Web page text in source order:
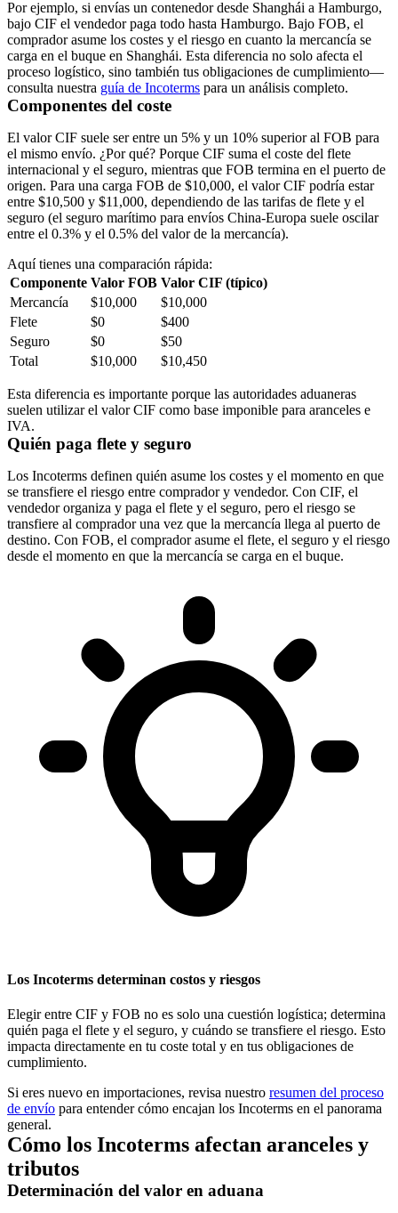
Por ejemplo, si envías un contenedor desde Shanghái a Hamburgo,
bajo CIF el vendedor paga todo hasta Hamburgo. Bajo FOB, el
comprador asume los costes y el riesgo en cuanto la mercancía se
carga en el buque en Shanghái. Esta diferencia no solo afecta el
proceso logístico, sino también tus obligaciones de cumplimiento—
consulta nuestra guía de Incoterms para un análisis completo.
Componentes del coste
El valor CIF suele ser entre un 5% y un 10% superior al FOB para
el mismo envío. ¿Por qué? Porque CIF suma el coste del flete
internacional y el seguro, mientras que FOB termina en el puerto de
origen. Para una carga FOB de $10,000, el valor CIF podría estar
entre $10,500 y $11,000, dependiendo de las tarifas de flete y el
seguro (el seguro marítimo para envíos China-Europa suele oscilar
entre el 0.3% y el 0.5% del valor de la mercancía).
Aquí tienes una comparación rápida:
Componente Valor FOB Valor CIF (típico)
Mercancía
$10,000
$10,000
Flete
$0
$400
Seguro
$0
$50
Total
$10,000 $10,450
Esta diferencia es importante porque las autoridades aduaneras
suelen utilizar el valor CIF como base imponible para aranceles e
IVA.
Quién paga flete y seguro
Los Incoterms definen quién asume los costes y el momento en que
se transfiere el riesgo entre comprador y vendedor. Con CIF, el
vendedor organiza y paga el flete y el seguro, pero el riesgo se
transfiere al comprador una vez que la mercancía llega al puerto de
destino. Con FOB, el comprador asume el flete, el seguro y el riesgo
desde el momento en que la mercancía se carga en el buque.
Los Incoterms determinan costos y riesgos
Elegir entre CIF y FOB no es solo una cuestión logística; determina
quién paga el flete y el seguro, y cuándo se transfiere el riesgo. Esto
impacta directamente en tu coste total y en tus obligaciones de
cumplimiento.
Si eres nuevo en importaciones, revisa nuestro resumen del proceso
de envío para entender cómo encajan los Incoterms en el panorama
general.
Cómo los Incoterms afectan aranceles y
tributos
Determinación del valor en aduana